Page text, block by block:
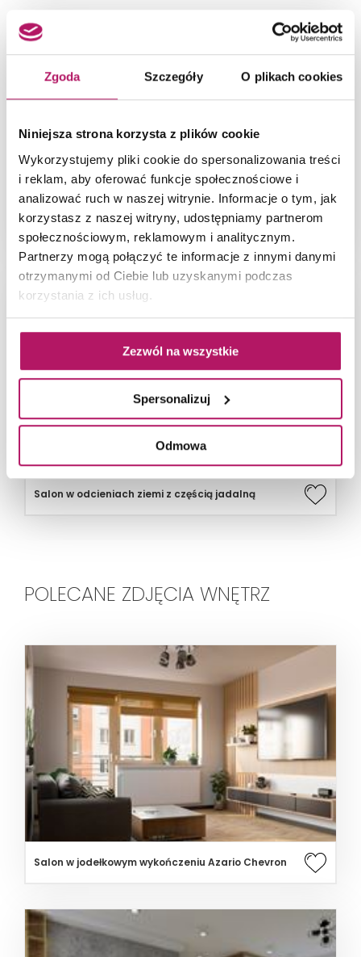
Zgoda Szczegóły O plikach cookies
Niniejsza strona korzysta z plików cookie
Wykorzystujemy pliki cookie do spersonalizowania treści
i reklam, aby oferować funkcje społecznościowe i
analizować ruch w naszej witrynie. Informacje o tym, jak
korzystasz z naszej witryny, udostępniamy partnerom
społecznościowym, reklamowym i analitycznym.
Partnerzy mogą połączyć te informacje z innymi danymi
otrzymanymi od Ciebie lub uzyskanymi podczas
korzystania z ich usług.
Zezwól na wszystkie
Spersonalizuj
Odmowa
Ciepła łazienka w bloku
Salon w odcieniach ziemi z częścią jadalną
POLECANE ZDJĘCIA WNĘTRZ
Salon w jodełkowym wykończeniu Azario Chevron